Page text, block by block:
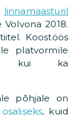
linnamaasturil
2018.
Koostöös
platvormile
kui ka
põhjale on
, kuid